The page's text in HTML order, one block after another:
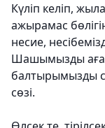
Күліп келіп,
ажырамас
несие,
Шашымызды
балтырымызды
сөзі.